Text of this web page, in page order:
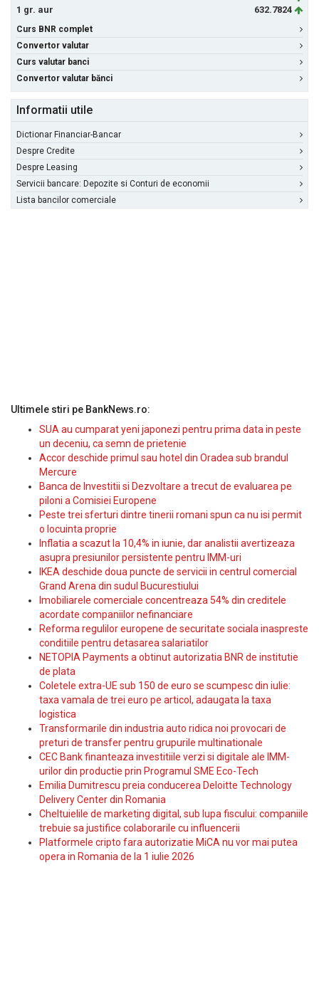
1 gr. aur
632.7824
Curs BNR complet
Convertor valutar
Curs valutar banci
Convertor valutar bănci
Informatii utile
Dictionar Financiar-Bancar
Despre Credite
Despre Leasing
Servicii bancare: Depozite si Conturi de economii
Lista bancilor comerciale
Ultimele stiri pe BankNews.ro:
SUA au cumparat yeni japonezi pentru prima data in peste
un deceniu, ca semn de prietenie
Accor deschide primul sau hotel din Oradea sub brandul
Mercure
Banca de Investitii si Dezvoltare a trecut de evaluarea pe
piloni a Comisiei Europene
Peste trei sferturi dintre tinerii romani spun ca nu isi permit
o locuinta proprie
Inflatia a scazut la 10,4% in iunie, dar analistii avertizeaza
asupra presiunilor persistente pentru IMM-uri
IKEA deschide doua puncte de servicii in centrul comercial
Grand Arena din sudul Bucurestiului
Imobiliarele comerciale concentreaza 54% din creditele
acordate companiilor nefinanciare
Reforma regulilor europene de securitate sociala inaspreste
conditiile pentru detasarea salariatilor
NETOPIA Payments a obtinut autorizatia BNR de institutie
de plata
Coletele extra-UE sub 150 de euro se scumpesc din iulie:
taxa vamala de trei euro pe articol, adaugata la taxa
logistica
Transformarile din industria auto ridica noi provocari de
preturi de transfer pentru grupurile multinationale
CEC Bank finanteaza investitiile verzi si digitale ale IMM-
urilor din productie prin Programul SME Eco-Tech
Emilia Dumitrescu preia conducerea Deloitte Technology
Delivery Center din Romania
Cheltuielile de marketing digital, sub lupa fiscului: companiile
trebuie sa justifice colaborarile cu influencerii
Platformele cripto fara autorizatie MiCA nu vor mai putea
opera in Romania de la 1 iulie 2026